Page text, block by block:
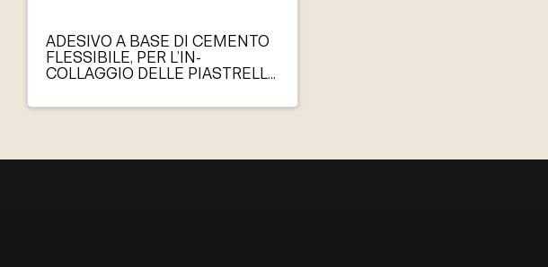
ADESIVO A BASE DI CEMENTO
FLESSIBILE, PER L’IN-
COLLAGGIO DELLE PIASTRELLE
PORCELLANA, ETC.